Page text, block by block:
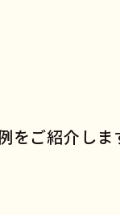
ご紹介しま